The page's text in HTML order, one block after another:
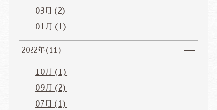
03月(2)
01月(1)
2022年(11)
10月(1)
09月(2)
07月(1)